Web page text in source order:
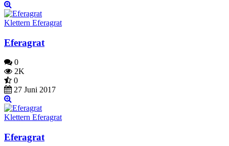
Klettern Eferagrat
Eferagrat
0
2K
0
27 Juni 2017
Klettern Eferagrat
Eferagrat